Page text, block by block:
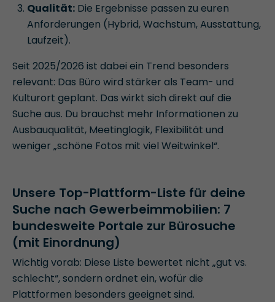
Qualität: Die Ergebnisse passen zu euren
Anforderungen (Hybrid, Wachstum, Ausstattung,
Laufzeit).
Seit 2025/2026 ist dabei ein Trend besonders
relevant: Das Büro wird stärker als Team- und
Kulturort geplant. Das wirkt sich direkt auf die
Suche aus. Du brauchst mehr Informationen zu
Ausbauqualität, Meetinglogik, Flexibilität und
weniger „schöne Fotos mit viel Weitwinkel“.
Unsere Top-Plattform-Liste für deine
Suche nach Gewerbeimmobilien: 7
bundesweite Portale zur Bürosuche
(mit Einordnung)
Wichtig vorab: Diese Liste bewertet nicht „gut vs.
schlecht“, sondern ordnet ein, wofür die
Plattformen besonders geeignet sind.